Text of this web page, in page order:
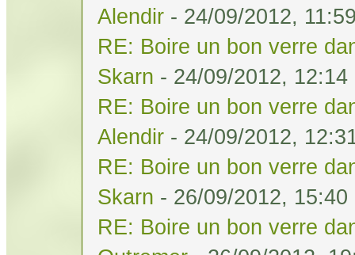
Alendir - 24/09/2012,
RE: Boire un bon verre
Skarn - 24/09/2012, 12:14
RE: Boire un bon verre
Alendir - 24/09/2012,
RE: Boire un bon verre
Skarn - 26/09/2012, 15:40
RE: Boire un bon verre